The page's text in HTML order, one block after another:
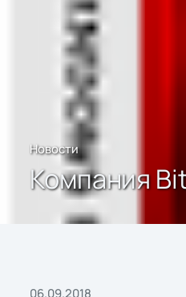
Новости
Компания
06.09.2018